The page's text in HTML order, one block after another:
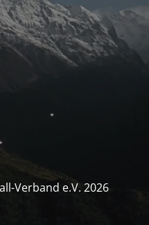
Verband e.V. 2026